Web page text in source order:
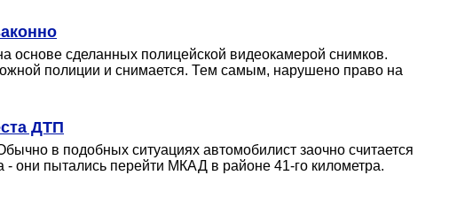
основе сделанных полицейской видеокамерой снимков.
полиции и снимается. Тем самым, нарушено право на
ДТП
в подобных ситуациях автомобилист заочно считается
они пытались перейти МКАД в районе 41-го километра.